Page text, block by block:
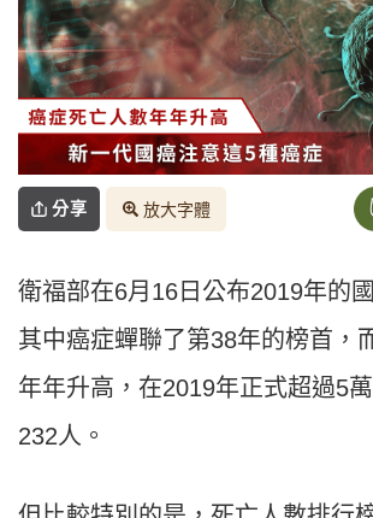
分享 放大字體
衛福部在6月16日公布2019年的
其中癌症蟬聯了第38年的榜首，
年年升高，在2019年正式超過5
232人。